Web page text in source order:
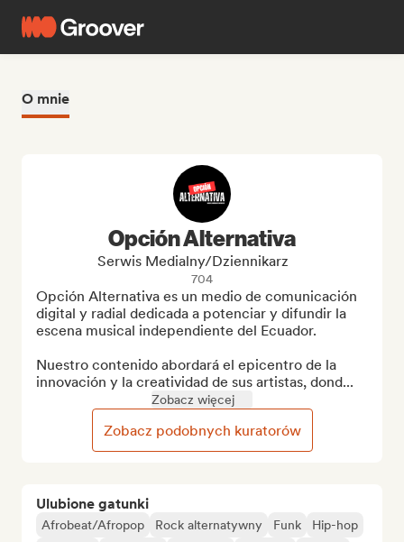
O mnie
Ulubione gatunki
Afrobeat/Afropop Rock alternatywny Funk
Hip-hop
Opción Alternativa
Serwis Medialny/Dziennikarz
704
Opción Alternativa es un medio de comunicación
digital y radial dedicada a potenciar y difundir la
escena musical independiente del Ecuador.
Nuestro contenido abordará el epicentro de la
innovación y la creatividad de sus artistas, dond...
Zobacz więcej
Zobacz podobnych kuratorów